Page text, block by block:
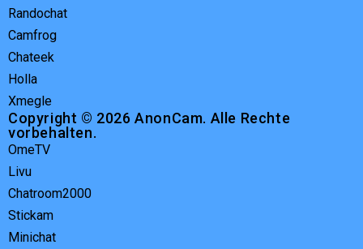
Randochat
Camfrog
Chateek
Holla
Xmegle
Copyright © 2026 AnonCam. Alle Rechte
vorbehalten.
OmeTV
Livu
Chatroom2000
Stickam
Minichat